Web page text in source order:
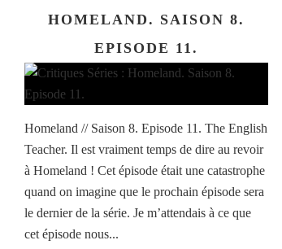
HOMELAND. SAISON 8.
EPISODE 11.
Homeland // Saison 8. Episode 11. The English
Teacher. Il est vraiment temps de dire au revoir
à Homeland ! Cet épisode était une catastrophe
quand on imagine que le prochain épisode sera
le dernier de la série. Je m’attendais à ce que
cet épisode nous...